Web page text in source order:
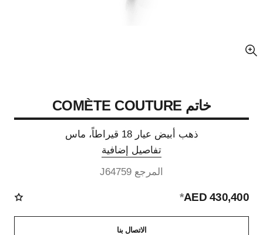
عرض مكبّر عن الصورة
خاتم COMÈTE COUTURE
ذهب أبيض عيار 18 قيراطاً، ماس
تفاصيل إضافية
المرجع J64759
430,400 AED
*
الاتصال بنا